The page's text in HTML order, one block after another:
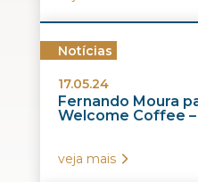
Notícias
17.05.24
Fernando Moura
Welcome Coffee
veja mais